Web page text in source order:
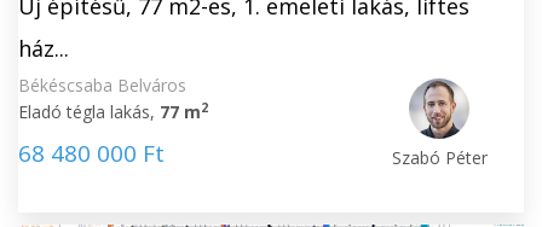
Új építésű, 77 m2-es, 1. emeleti lakás, liftes
ház...
Békéscsaba Belváros
Eladó tégla lakás, 77 m2
68 480 000 Ft Szabó Péter